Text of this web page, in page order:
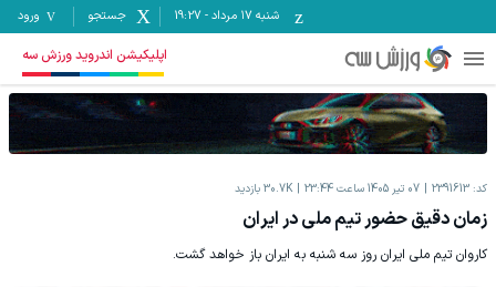
شنبه ۱۷ مرداد -
19:27 جستجو ورود
اپلیکیشن اندروید ورزش سه
کد: 2391613 07 تیر 1405 ساعت 23:44 30.7K بازدید
زمان دقیق حضور تیم ملی در ایران
کاروان تیم ملی ایران روز سه شنبه به ایران باز خواهد گشت.